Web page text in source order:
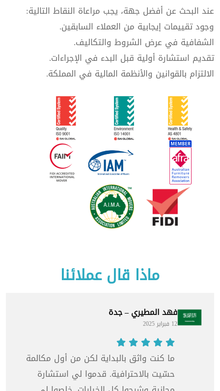
عند البحث عن أفضل جهة، يجب مراعاة النقاط التالية:
وجود تقييمات إيجابية من العملاء السابقين.
الشفافية في عرض الشروط والتكاليف.
تقديم استشارة أولية قبل البدء في الإجراءات.
الالتزام بالقوانين والأنظمة المالية في المملكة.
ماذا قال عملائنا
فهد المطيري – جدة
12 فبراير 2025
ما كنت واثق بالبداية لكن من أول مكالمة
حسّيت بالاحترافية. قدموا لي استشارة